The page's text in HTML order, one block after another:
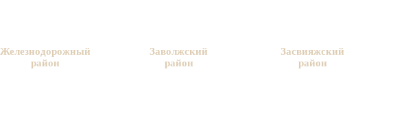
Железнодорожный
район
Заволжский
район
Засвияжский
район